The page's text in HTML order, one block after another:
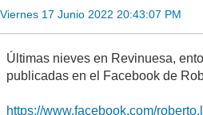
Viernes 17 Junio 2022 20:43:07 PM
Últimas nieves en Revinuesa,
publicadas en el Facebook de
https://www.facebook.com/